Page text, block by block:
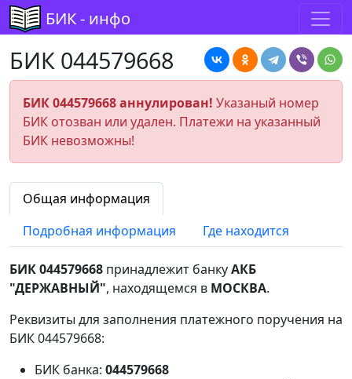
БИК - инфо
БИК 044579668
БИК 044579668 аннулирован! Указаный номер
БИК отозван или удален. Платежи на указанный
БИК невозможны!
Общая информация
Подробная информация
Где находится
БИК 044579668 принадлежит банкуАКБ
"ДЕРЖАВНЫЙ", находящемся в МОСКВА.
Реквизиты для заполнения платежного поручения на
БИК 044579668:
БИК банка: 044579668